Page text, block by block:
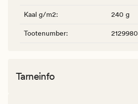
Kaal g/m2: 240 g
Tootenumber:
Tarneinfo